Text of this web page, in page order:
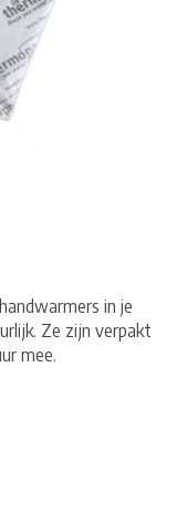
in je
Ze zijn verpakt
mee.